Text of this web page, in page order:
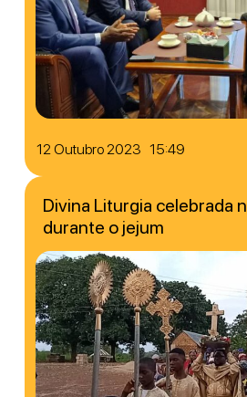
12 Outubro 2023 15:49
Divina Liturgia celebrada
durante o jejum